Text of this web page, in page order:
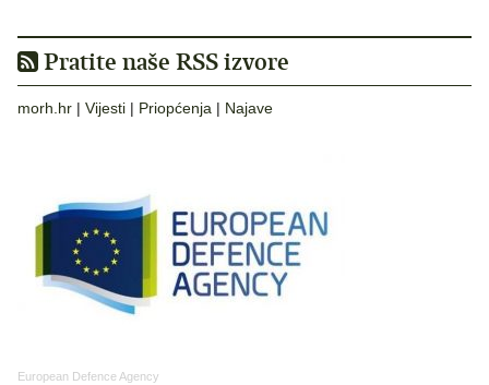
Pratite naše RSS izvore
morh.hr | Vijesti | Priopćenja | Najave
European Defence Agency